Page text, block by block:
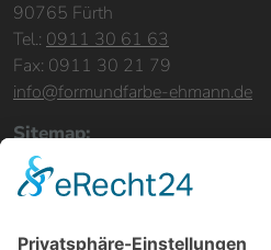
90765 Fürth
Tel.: 0911 30 61 63
Fax: 0911 30 21 79
info@formundfarbe-ehmann.de
Sitemap:
Home
Leistungen
Referenzen